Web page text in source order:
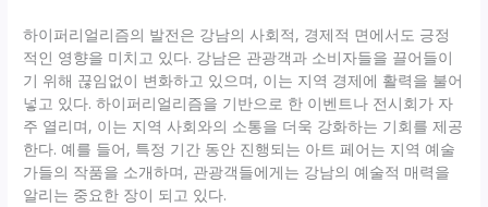
하이퍼리얼리즘의 발전은 강남의 사회적, 경제적 면에서도 긍정
적인 영향을 미치고 있다. 강남은 관광객과 소비자들을 끌어들이
기 위해 끊임없이 변화하고 있으며, 이는 지역 경제에 활력을 불어
넣고 있다. 하이퍼리얼리즘을 기반으로 한 이벤트나 전시회가 자
주 열리며, 이는 지역 사회와의 소통을 더욱 강화하는 기회를 제공
한다. 예를 들어, 특정 기간 동안 진행되는 아트 페어는 지역 예술
가들의 작품을 소개하며, 관광객들에게는 강남의 예술적 매력을
알리는 중요한 장이 되고 있다.